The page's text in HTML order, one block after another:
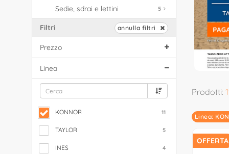
5
Sedie, sdrai e lettini
Filtri annulla filtri
Prezzo
Linea
11
KONNOR
5
TAYLOR
4
INES
Prodotti:
Linea:
OFFERTA